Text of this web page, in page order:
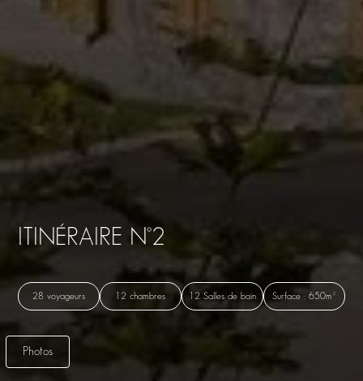
ITINÉRAIRE N°2
28 voyageurs 12 chambres 12 Salles de bain Surface : 650m²
Photos